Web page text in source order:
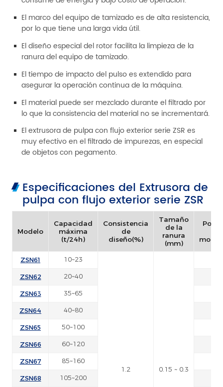
El marco del equipo de tamizado es de alta resistencia,
por lo que tiene una larga vida útil.
El diseño especial del rotor facilita la limpieza de la
ranura del equipo de tamizado.
El tiempo de impacto del pulso es extendido para
asegurar la operación continua de la máquina.
El material puede ser mezclado durante el filtrado por
lo que la consistencia del material no se incrementará.
El extrusora de pulpa con flujo exterior serie ZSR es
muy efectivo en el filtrado de impurezas, en especial
de objetos con pegamento.
Especificaciones del Extrusora de
pulpa con flujo exterior serie ZSR
Modelo
Capacidad
máxima
(t/24h)
Consistencia
de
diseño(%)
Tamaño
de la
ranura
(mm)
ZSN61 10~23
1.2 0.15 ~ 0.3
ZSN62 20~40
ZSN63 35~65
ZSN64 40~80
ZSN65 50~100
ZSN66 60~120
ZSN67 85~160
ZSN68 105~200